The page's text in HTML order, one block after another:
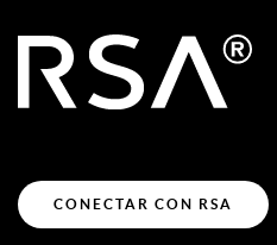
CONECTAR CON RSA